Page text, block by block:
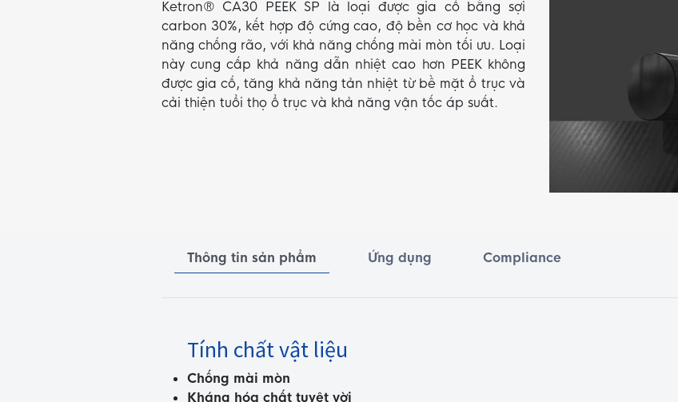
Ketron® CA30 PEEK SP là loại được gia cố bằng sợi
carbon 30%, kết hợp độ cứng cao, độ bền cơ học và khả
năng chống rão, với khả năng chống mài mòn tối ưu. Loại
này cung cấp khả năng dẫn nhiệt cao hơn PEEK không
được gia cố, tăng khả năng tản nhiệt từ bề mặt ổ trục và
cải thiện tuổi thọ ổ trục và khả năng vận tốc áp suất.
Thông tin sản phẩm Ứng dụng Compliance
Tính chất vật liệu
Chống mài mòn
Kháng hóa chất tuyệt vời